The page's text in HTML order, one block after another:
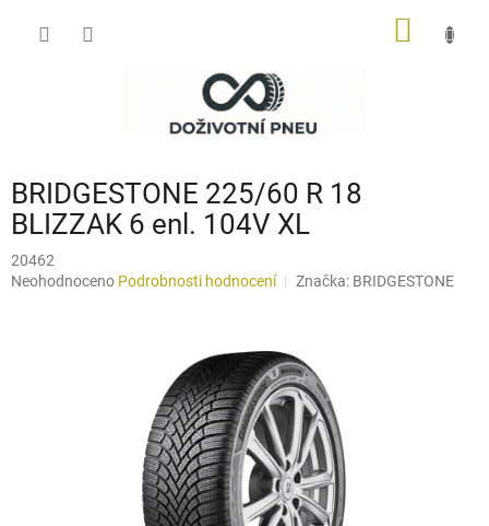
BRIDGESTONE 225/60 R 18
BLIZZAK 6 enl. 104V XL
20462
Průměrné
Neohodnoceno Podrobnosti hodnocení Značka: BRIDGESTONE